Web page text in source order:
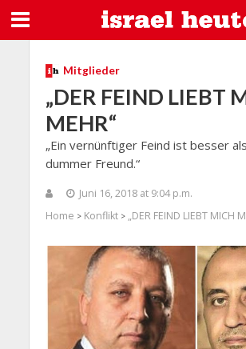
Mitglieder
„DER FEIND LIEBT
MEHR“
„Ein vernünftiger Feind ist besser
dummer Freund.“
Juni 16, 2018 at 9:04 p.m.
Home > Konflikt> „DER FEIND LIEBT MICH